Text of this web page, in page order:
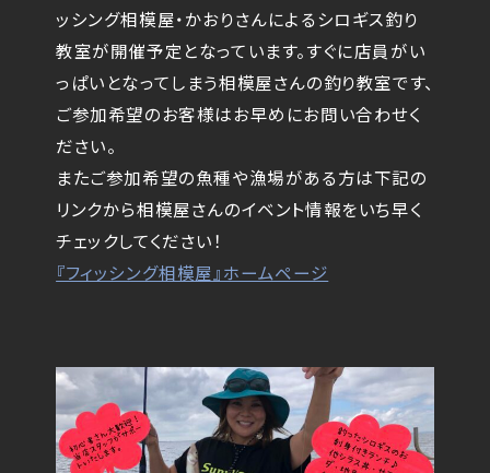
ッシング相模屋・かおりさんによるシロギス釣り
教室が開催予定となっています。すぐに店員がい
っぱいとなってしまう相模屋さんの釣り教室です、
ご参加希望のお客様はお早めにお問い合わせく
ださい。
またご参加希望の魚種や漁場がある方は下記の
リンクから相模屋さんのイベント情報をいち早く
チェックしてください！
『フィッシング相模屋』ホームページ